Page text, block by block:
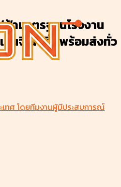
ามาตรฐานโรงงาน
นจิเนียริ่ง พร้อมส่งทั่ว
ทศ โดยทีมงานผู้มีประสบการณ์